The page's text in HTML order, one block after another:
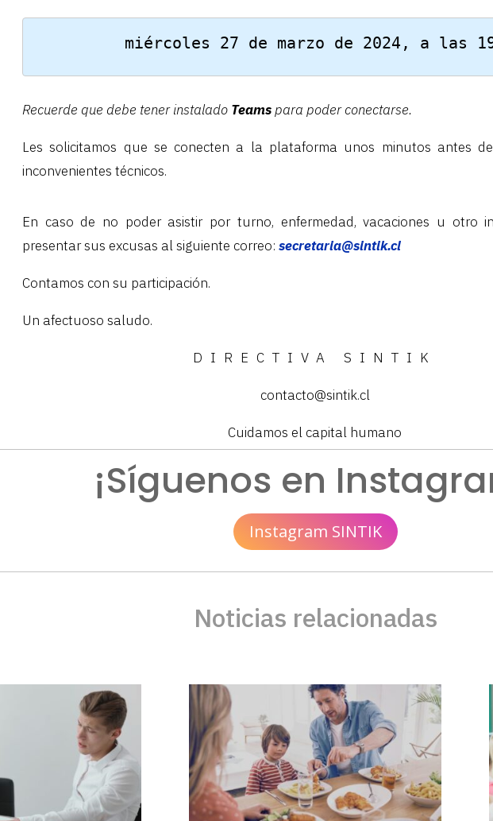
miércoles 27 de marzo de 2024, a las
Recuerde que debe tener instalado Teamspara poder conectarse.
Les solicitamos que se conecten a la plataforma unos minutos antes
inconvenientes técnicos.
En caso de no poder asistir por turno, enfermedad, vacaciones u otro
presentar sus excusas al siguiente correo: secretaria@sintik.cl
Contamos con su participación.
Un afectuoso saludo.
DIRECTIVA SINTIK
contacto@sintik.cl
Cuidamos el capital humano
¡Síguenos en
Instagram SINTIK
Noticias relacionadas